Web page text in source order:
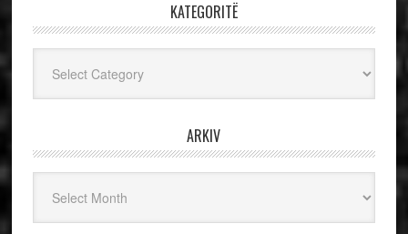
KATEGORITË
ARKIV